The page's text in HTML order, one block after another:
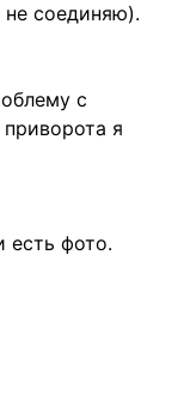
не соединяю).
с
я
фото.